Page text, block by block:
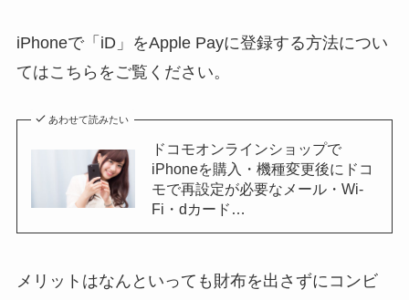
iPhoneで「iD」をApple Payに登録する方法につい
てはこちらをご覧ください。
あわせて読みたい
ドコモオンラインショップで
iPhoneを購入・機種変更後にドコ
モで再設定が必要なメール・Wi-
Fi・dカード…
メリットはなんといっても財布を出さずにコンビ